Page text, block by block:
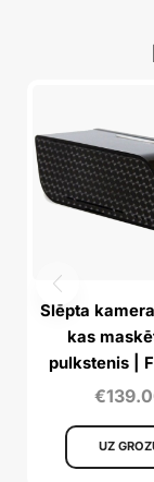
Slēpta
kas
pulkstenis |
kustību
€
UZ